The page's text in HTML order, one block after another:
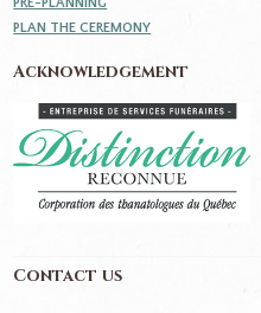
PLAN THE CEREMONY
Acknowledgement
Contact us